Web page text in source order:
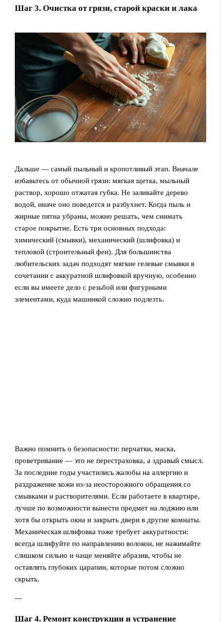
Шаг 3. Очистка от грязи, старой краски и лака
Дальше — самый пыльный и кропотливый этап. Вначале
избавьтесь от обычной грязи: мягкая щетка, мыльный
раствор, хорошо отжатая губка. Не заливайте дерево
водой, иначе оно поведется и разбухнет. Когда пыль и
жирные пятна убраны, можно решать, чем снимать
старое покрытие. Есть три основных подхода:
химический (смывки), механический (шлифовка) и
тепловой (строительный фен). Для большинства
любительских задач подходят мягкие гелевые смывки в
сочетании с аккуратной шлифовкой вручную, особенно
если вы имеете дело с резьбой или фигурными
элементами, куда машинкой сложно подлезть.
Важно помнить о безопасности: перчатки, маска,
проветривание — это не перестраховка, а здравый смысл.
За последние годы участились жалобы на аллергию и
раздражение кожи из‑за неосторожного обращения со
смывками и растворителями. Если работаете в квартире,
лучше по возможности вынести предмет на лоджию или
хотя бы открыть окна и закрыть двери в другие комнаты.
Механическая шлифовка тоже требует аккуратности:
всегда шлифуйте по направлению волокон, не нажимайте
слишком сильно и чаще меняйте абразив, чтобы не
оставлять глубоких царапин, которые потом сложно
скрыть.
---
Шаг 4. Ремонт конструкции и устранение